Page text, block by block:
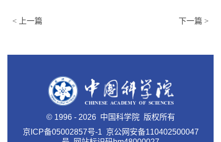
< 上一篇 下一篇 >
© 1996 - 2026 中国科学院 版权所有
京ICP备05002857号-1京公网安备110402500047